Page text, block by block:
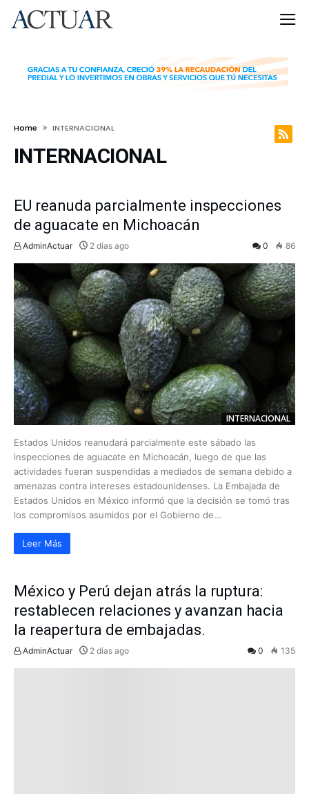
Home INTERNACIONAL
INTERNACIONAL
EU reanuda parcialmente inspecciones
de aguacate en Michoacán
AdminActuar 2 días ago 0 86
INTERNACIONAL
Estados Unidos reanudará parcialmente este sábado las
inspecciones de aguacate en Michoacán, luego de que las
actividades fueran suspendidas a mediados de semana debido a
amenazas contra intereses estadounidenses. La Embajada de
Estados Unidos en México informó que la decisión se tomó tras
los compromisos asumidos por el Gobierno de…
Leer Más
México y Perú dejan atrás la ruptura:
restablecen relaciones y avanzan hacia
la reapertura de embajadas.
AdminActuar 2 días ago 0 135